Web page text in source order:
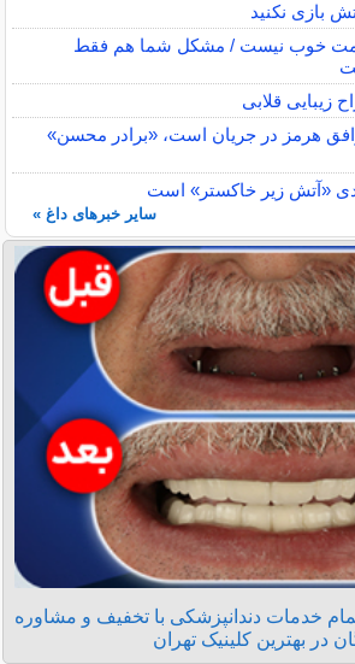
بازی نکنید
تیمت خوب نیست / مشکل شما هم فقط
زیبایی قلابی
هرمز در جریان است، «برادر محسن»
سایر خبرهای داغ »
تمام خدمات دندانپزشکی با تخفیف و مشاوره
در بهترین کلینیک تهران